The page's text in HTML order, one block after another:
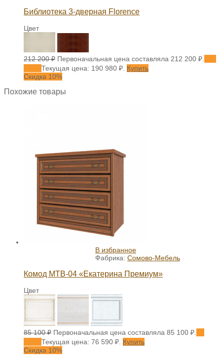
Библиотека 3-дверная Florence
Цвет
212 200₽ Первоначальная цена составляла 212 200 ₽.
Текущая цена: 190 980 ₽. Купить
Скидка 10%
Похожие товары
В избранное
Фабрика: Сомово-Мебель
Комод МТВ-04 «Екатерина Премиум»
Цвет
85 100₽ Первоначальная цена составляла 85 100 ₽.
Текущая цена: 76 590 ₽. Купить
Скидка 10%